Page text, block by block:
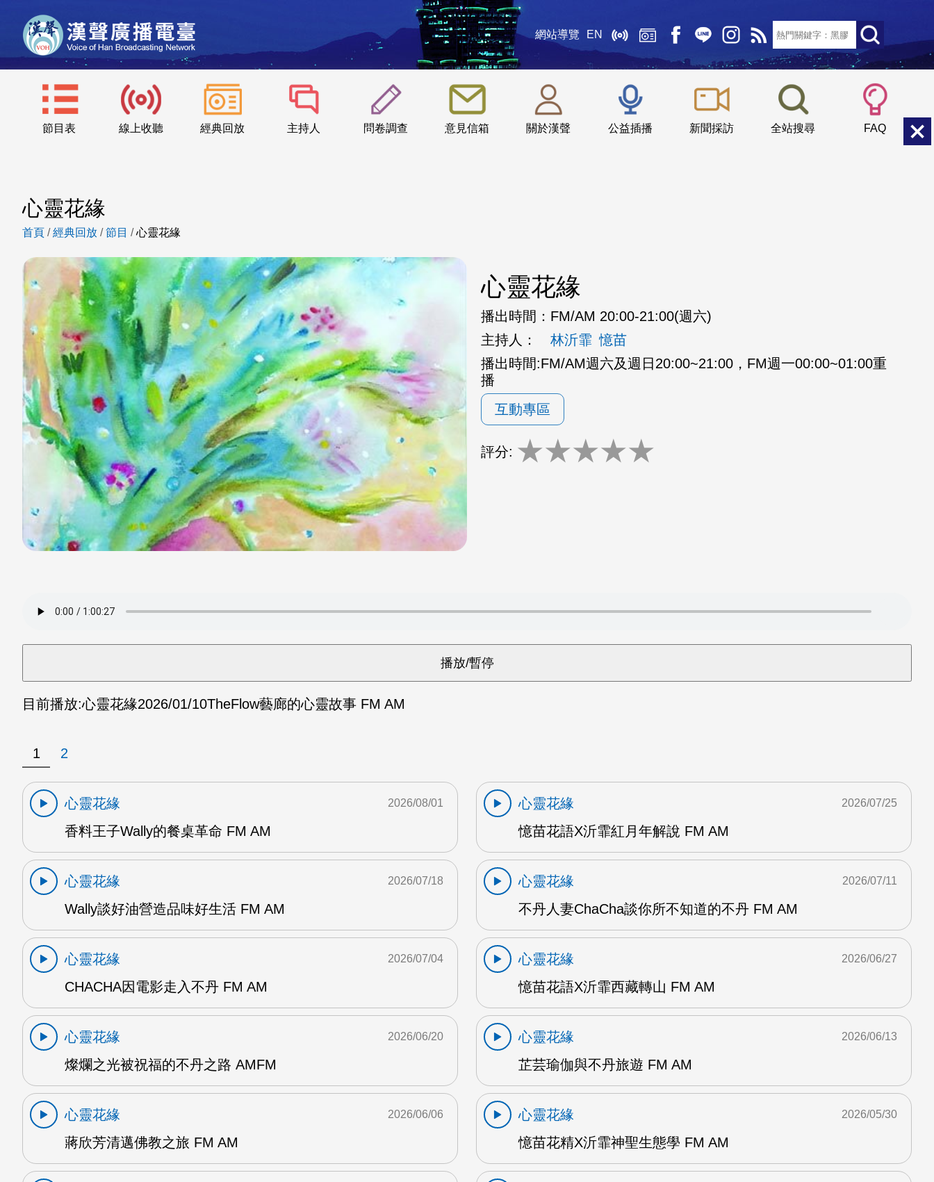
網站導覽 EN
節目表 線上收聽 經典回放 主持人 問卷調查 意見信箱 關於漢聲 公益插播 新聞採訪 全站搜尋 FAQ
::: 小 中
心靈花緣
首頁 /經典回放 /節目 /心靈花緣
心靈花緣
播出時間： FM/AM 20:00-21:00(週六)
主持人：
林沂霏 憶苗
播出時間:FM/AM週六及週日20:00~21:00，FM週一00:00~01:00重
播
互動專區
評分: ★★★★★
目前播放:心靈花緣2026/01/10TheFlow藝廊的心靈故事 FM AM
1 2
心靈花緣
香料王子Wally的餐桌革命 FM AM
2026/08/01
心靈花緣
憶苗花語X沂霏紅月年解說 FM AM
2026/07/25
心靈花緣
Wally談好油營造品味好生活 FM AM
2026/07/18
心靈花緣
不丹人妻ChaCha談你所不知道的不丹 FM AM
2026/07/11
心靈花緣
CHACHA因電影走入不丹 FM AM
2026/07/04
心靈花緣
憶苗花語X沂霏西藏轉山 FM AM
2026/06/27
心靈花緣
燦爛之光被祝福的不丹之路 AMFM
2026/06/20
心靈花緣
芷芸瑜伽與不丹旅遊 FM AM
2026/06/13
心靈花緣
蔣欣芳清邁佛教之旅 FM AM
2026/06/06
心靈花緣
憶苗花精X沂霏神聖生態學 FM AM
2026/05/30